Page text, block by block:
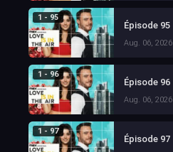
1 - 95
Épisode 95
Aug. 06, 2026
1 - 96
Épisode 96
Aug. 06, 2026
1 - 97
Épisode 97